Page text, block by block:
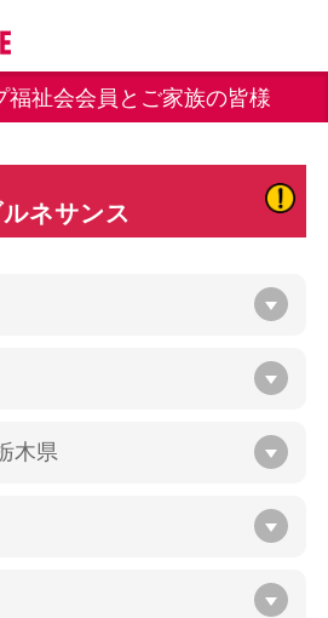
福祉会会員とご家族の皆様
ネサンス
木県